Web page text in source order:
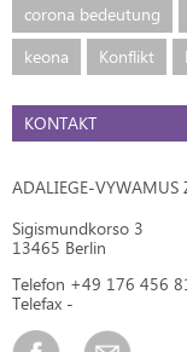
corona bedeutung
keona
Konflikt
KONTAKT
ADALIEGE-VYWAMUS
Sigismundkorso 3
13465 Berlin
Telefon +49 176 456
Telefax -